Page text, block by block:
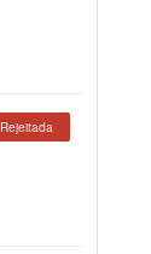
Rejeitada